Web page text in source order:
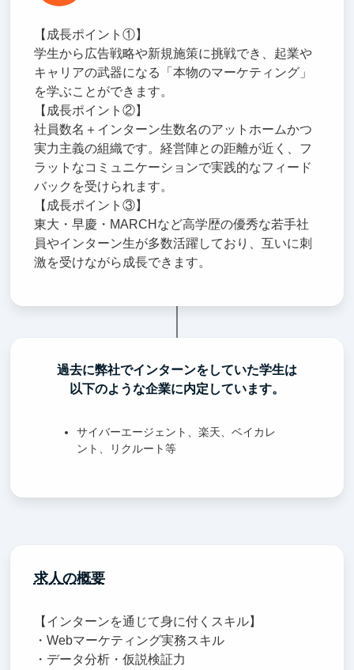
【成長ポイント①】
学生から広告戦略や新規施策に挑戦でき、起業や
キャリアの武器になる「本物のマーケティング」
を学ぶことができます。
【成長ポイント②】
社員数名＋インターン生数名のアットホームかつ
実力主義の組織です。経営陣との距離が近く、フ
ラットなコミュニケーションで実践的なフィード
バックを受けられます。
【成長ポイント③】
東大・早慶・MARCHなど高学歴の優秀な若手社
員やインターン生が多数活躍しており、互いに刺
激を受けながら成長できます。
過去に弊社でインターンをしていた学生は
以下のような企業に内定しています。
サイバーエージェント、楽天、ベイカレ
ント、リクルート等
求人の概要
【インターンを通じて身に付くスキル】
・Webマーケティング実務スキル
・データ分析・仮説検証力